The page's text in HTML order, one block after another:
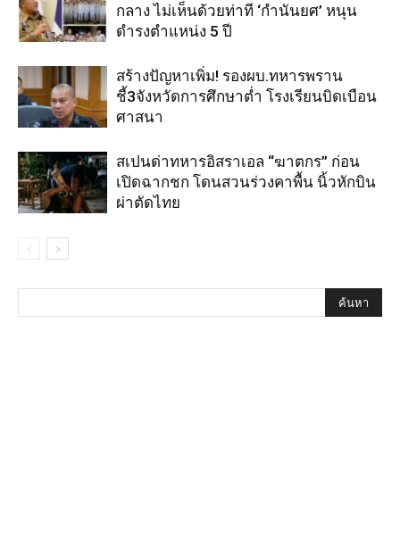
กลาง ไม่เห็นด้วยท่าที ‘กำนันยศ’ หนุน
ดำรงตำแหน่ง 5 ปี
สร้างปัญหาเพิ่ม! รองผบ.ทหารพราน
ชี้3จังหวัดการศึกษาต่ำ โรงเรียนบิดเบือน
ศาสนา
สเปนด่าทหารอิสราเอล “ฆาตกร” ก่อน
เปิดฉากชก โดนสวนร่วงคาพื้น นิ้วหักบิน
ผ่าตัดไทย